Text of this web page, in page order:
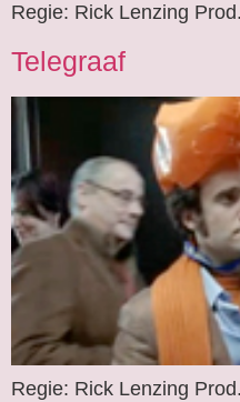
Regie: Rick Lenzing
Telegraaf
Regie: Rick Lenzing